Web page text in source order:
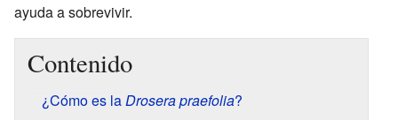
ayuda a sobrevivir.
Contenido
¿Cómo es laDrosera praefolia?